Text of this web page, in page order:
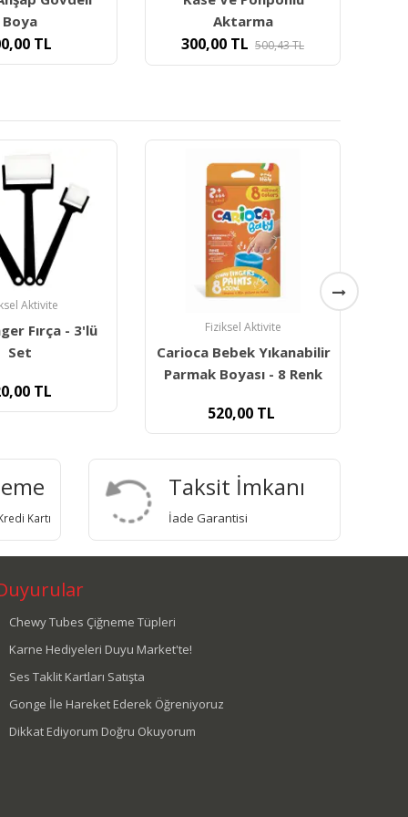
Aktarma
TL 500,43 160,00 TL
Aktivite
Yıkanabilir
TL
Fiziksel Aktivite
Carioca Joy Soft Süper
Yıkanabilir Keçeli Boya
360,00TL
Kartı
Taksit İmkanı
İade Garantisi
Chewy Tubes Çiğneme Tüpleri
Karne Hediyeleri Duyu Market'te!
Ses Taklit Kartları Satışta
Gonge İle Hareket Ederek Öğreniyoruz
Dikkat Ediyorum Doğru Okuyorum